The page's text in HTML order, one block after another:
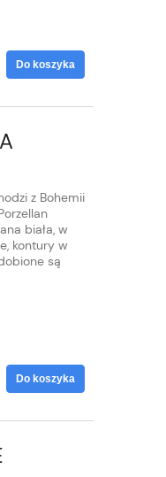
Do koszyka
z Bohemii
biała, w
kontury w
są
Do koszyka